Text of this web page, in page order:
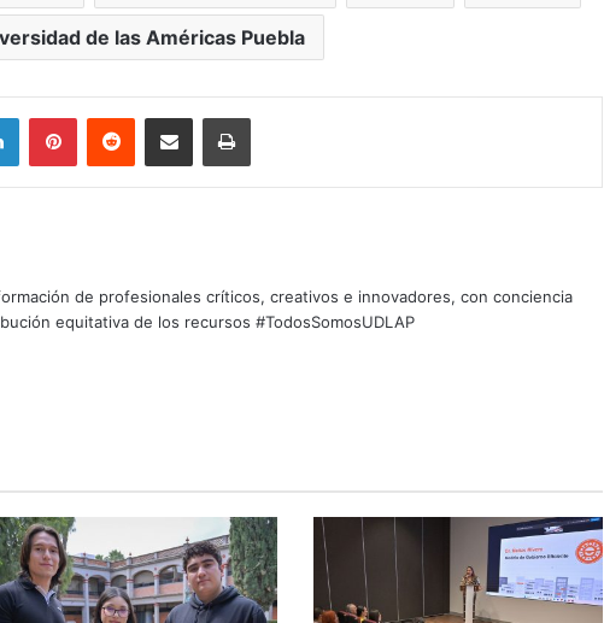
de las Américas Puebla
LinkedInPinterestReddit Share via Email Print
de profesionales críticos, creativos e innovadores, con conciencia
equitativa de los recursos #TodosSomosUDLAP